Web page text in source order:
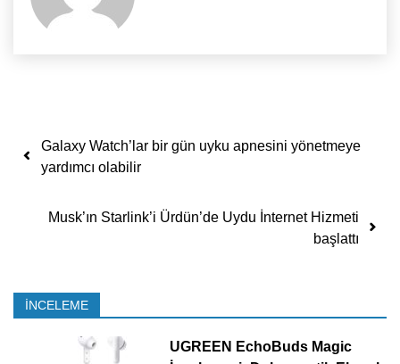
Yazı dolaşımı
Galaxy Watch’lar bir gün uyku apnesini yönetmeye
yardımcı olabilir
Musk’ın Starlink’i Ürdün’de Uydu İnternet Hizmeti
başlattı
İNCELEME
UGREEN EchoBuds Magic